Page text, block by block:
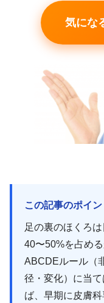
気にな
この記事のポイン
足の裏のほくろ
40〜50%を占め
ABCDEルール（
径・変化）に当
ば、早期に皮膚